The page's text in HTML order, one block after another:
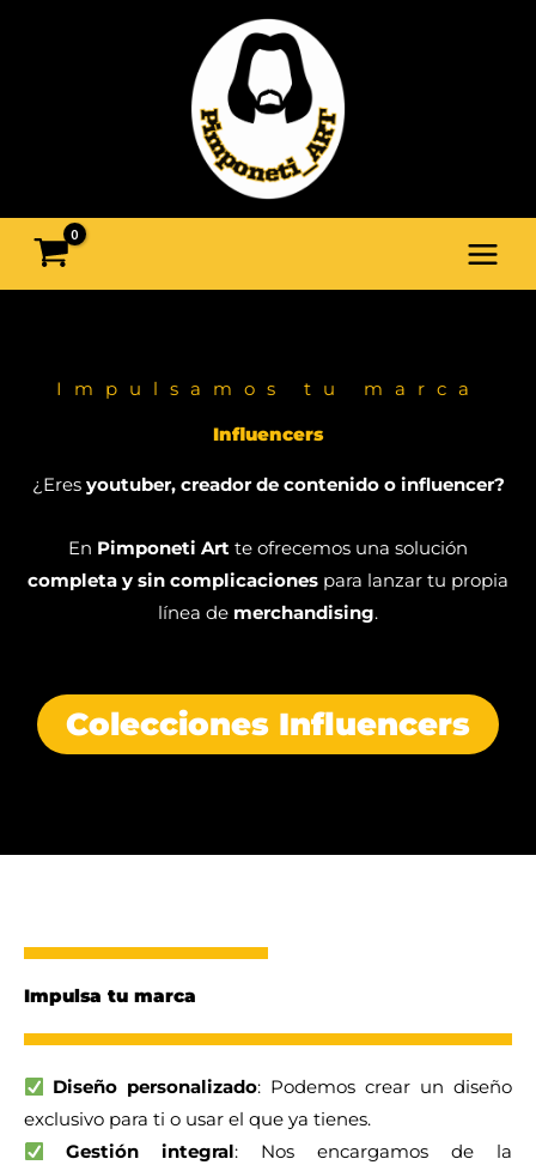
Impulsamos tu marca
Influencers
¿Eres youtuber, creador de contenido o influencer?
En Pimponeti Art te ofrecemos una solución
completa y sin complicaciones para lanzar tu propia
línea de merchandising.
Colecciones Influencers
Impulsa tu marca
Diseño personalizado: Podemos crear un diseño
exclusivo para ti o usar el que ya tienes.
Gestión integral : Nos encargamos de la